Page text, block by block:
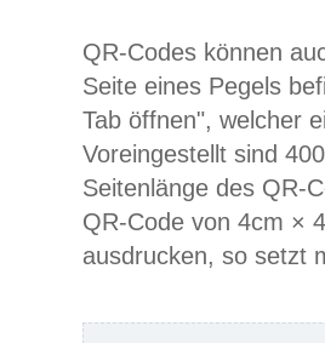
QR-Codes können
Seite eines Pegels
Tab öffnen", welcher
Voreingestellt sind
Seitenlänge des QR-
QR-Code von 4cm ×
ausdrucken, so setzt